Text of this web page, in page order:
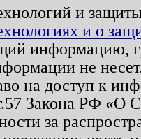
и
и о
информацию,
не
на доступ к
Закона РФ «О
за